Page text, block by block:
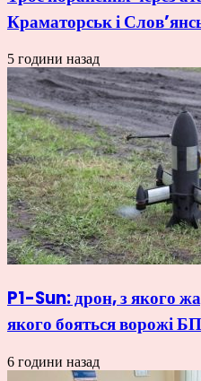
Краматорськ і
5 години назад
P1-Sun: дрон, з якого
якого бояться ворожі
6 години назад